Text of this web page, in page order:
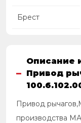
Брест
Описание
Привод
Привод
производства